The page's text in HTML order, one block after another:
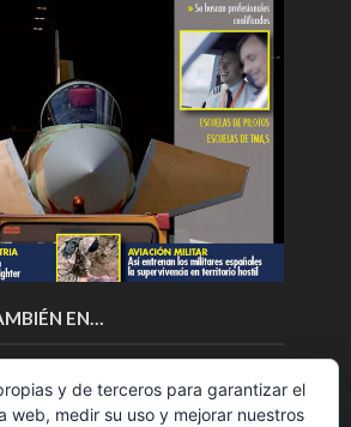
EN…
y de terceros para garantizar el
web, medir su uso y mejorar nuestros